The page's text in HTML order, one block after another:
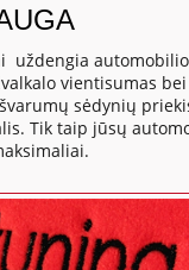
uždengia
vientisumas
sėdynių
Tik taip jūsų